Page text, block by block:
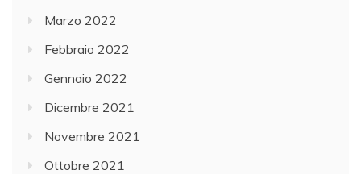
Marzo 2022
Febbraio 2022
Gennaio 2022
Dicembre 2021
Novembre 2021
Ottobre 2021